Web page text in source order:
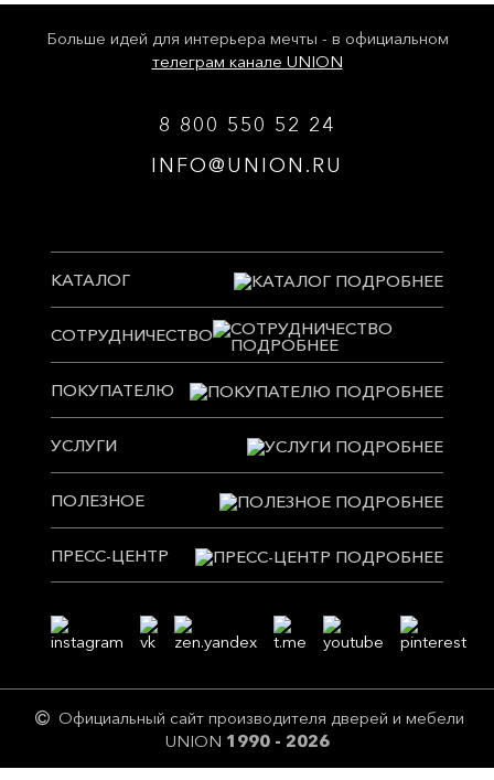
Больше идей для интерьера мечты - в официальном
телеграм канале UNION
8 800 550 52 24
INFO@UNION.RU
КАТАЛОГ
СОТРУДНИЧЕСТВО
ПОКУПАТЕЛЮ
УСЛУГИ
ПОЛЕЗНОЕ
ПРЕСС-ЦЕНТР
Официальный сайт производителя дверей и мебели
UNION 1990 - 2026